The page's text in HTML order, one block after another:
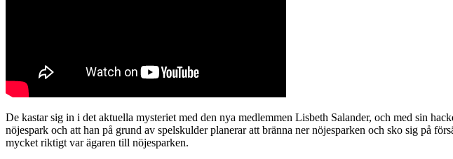
De kastar sig in i det aktuella mysteriet med den nya medlemmen Lisbeth Salander, och med sin
nöjespark och att han på grund av spelskulder planerar att bränna ner nöjesparken och sko sig på
mycket riktigt var ägaren till nöjesparken.